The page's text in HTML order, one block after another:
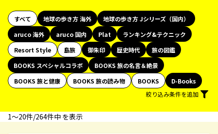
すべて 地球の歩き方 海外
地球の歩き方 Jシリーズ（国内）
aruco 海外
aruco 国内 Plat
ランキング&テクニック
Resort Style
島旅 御朱印 歴史時代
旅の図鑑
BOOKS スペシャルコラボ
BOOKS 旅の名言＆絶景
BOOKS 旅と健康
BOOKS 旅の読み物 BOOKS
D-Books
絞り込み条件を追加
1〜20件/264件中 を表示